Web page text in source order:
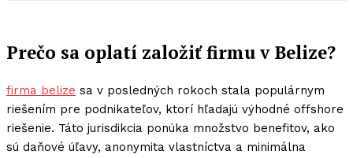
Prečo sa oplatí založiť firmu v Belize?
firma belize sa v posledných rokoch stala populárnym
riešením pre podnikateľov, ktorí hľadajú výhodné offshore
riešenie. Táto jurisdikcia ponúka množstvo benefitov, ako
sú daňové úľavy, anonymita vlastníctva a minimálna